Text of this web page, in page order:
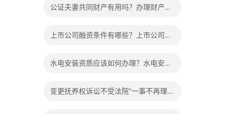
公证夫妻共同财产有用吗？办理财产公
上市公司融资条件有哪些？上市公司怎
水电安装资质应该如何办理？水电安装
变更抚养权诉讼不受法院“一事不再理”